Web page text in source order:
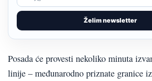
Želim newsletter
Posada će provesti nekoliko minuta
linije – međunarodno priznate granice